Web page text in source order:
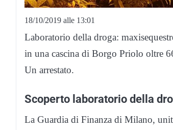
18/10/2019 alle 13:01
Laboratorio della droga:
in una cascina di Borgo Priolo oltre
Un arrestato.
Scoperto laboratorio della
La Guardia di Finanza di Milano,